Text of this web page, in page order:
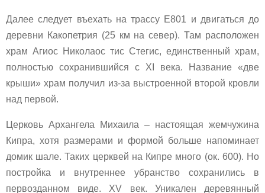
Далее следует въехать на трассу Е801 и двигаться до
деревни Какопетрия (25 км на север). Там расположен
храм Агиос Николаос тис Стегис, единственный храм,
полностью сохранившийся с XI века. Название «две
крыши» храм получил из-за выстроенной второй кровли
над первой.
Церковь Архангела Михаила – настоящая жемчужина
Кипра, хотя размерами и формой больше напоминает
домик шале. Таких церквей на Кипре много (ок. 600). Но
постройка и внутреннее убранство сохранились в
первозданном виде. XV век. Уникален деревянный